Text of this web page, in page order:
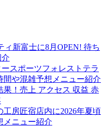
ィ新富士に8月OPEN! 待ち
スポーツフォレストテラ
間や混雑予想メニュー紹介
果！売上 アクセス 収益 赤
房匠宿店内に2026年夏頃
メニュー紹介